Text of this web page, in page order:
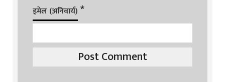
इमेल (अनिवार्य) *